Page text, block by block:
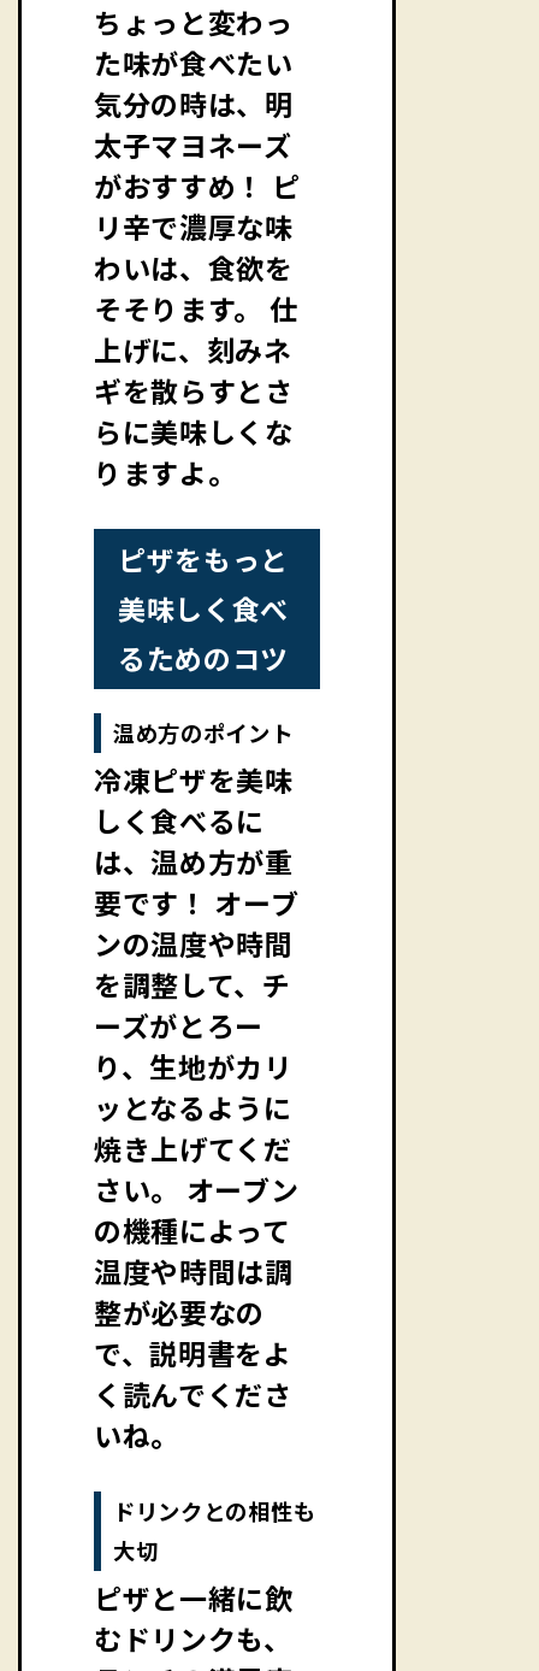
ちょっと変わっ
た味が食べたい
気分の時は、明
太子マヨネーズ
がおすすめ！ ピ
リ辛で濃厚な味
わいは、食欲を
そそります。 仕
上げに、刻みネ
ギを散らすとさ
らに美味しくな
りますよ。
ピザをもっと
美味しく食べ
るためのコツ
温め方のポイント
冷凍ピザを美味
しく食べるに
は、温め方が重
要です！ オーブ
ンの温度や時間
を調整して、チ
ーズがとろー
り、生地がカリ
ッとなるように
焼き上げてくだ
さい。 オーブン
の機種によって
温度や時間は調
整が必要なの
で、説明書をよ
く読んでくださ
いね。
ドリンクとの相性も
大切
ピザと一緒に飲
むドリンクも、